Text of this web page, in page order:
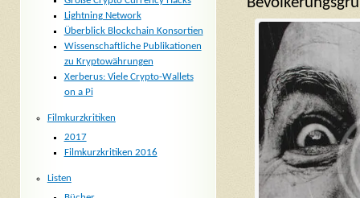
Lightning Network
Überblick Blockchain Konsortien
Wissenschaftliche Publikationen
zu Kryptowährungen
Xerberus: Viele Crypto-Wallets
on a Pi
Filmkurzkritiken
2017
Filmkurzkritiken 2016
Listen